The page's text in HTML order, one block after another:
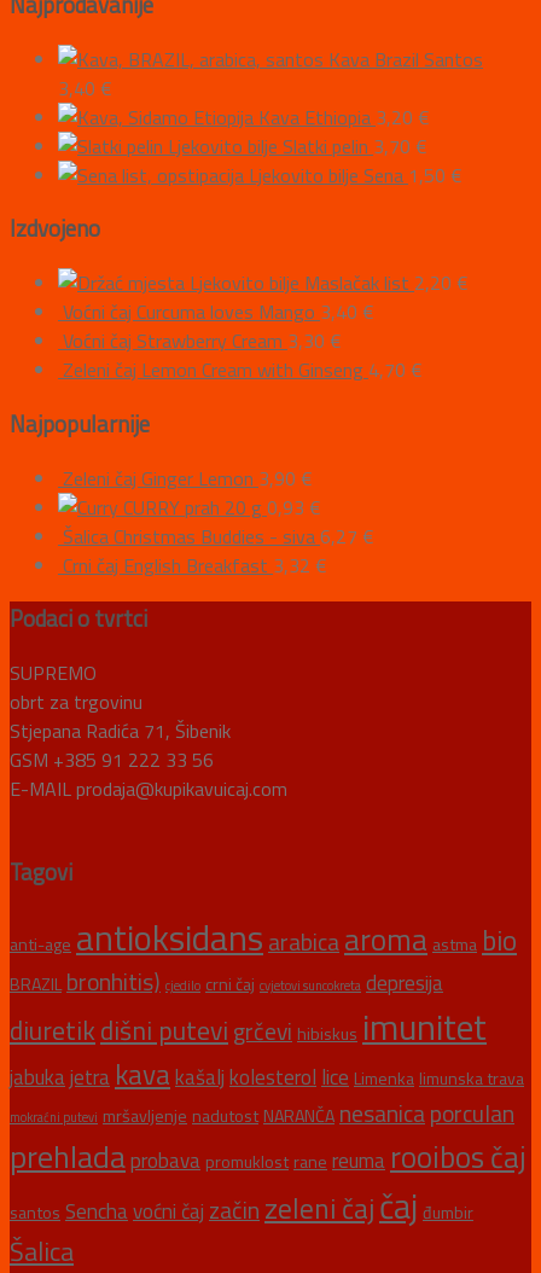
Kava Brazil Santos
3,40 €
Kava Ethiopia 3,20 €
Ljekovito bilje Slatki pelin 3,70 €
Ljekovito bilje Sena 1,50 €
Izdvojeno
Ljekovito bilje Maslačak list 2,20 €
Voćni čaj Curcuma loves Mango 3,40 €
Voćni čaj Strawberry Cream 3,30 €
Zeleni čaj Lemon Cream with Ginseng 4,70 €
Najpopularnije
Zeleni čaj Ginger Lemon 3,90 €
CURRY prah 20 g 0,93 €
Šalica Christmas Buddies - siva6,27 €
Crni čaj English Breakfast 3,32 €
Podaci o tvrtci
SUPREMO
obrt za trgovinu
Stjepana Radića 71, Šibenik
GSM +385 91 222 33 56
E-MAIL prodaja@kupikavuicaj.com
Tagovi
anti-age antioksidansarabicaaroma astma bio
BRAZILbronhitis) cjedilo crni čaj cvjetovi suncokreta depresija
diuretikdišni putevi grčevi hibiskus imunitet
jabukajetra kavakašaljkolesterollice Limenka limunska trava
mokraćni putevi mršavljenje nadutost NARANČAnesanicaporculan
prehladaprobava promuklost rane reuma rooibos čaj
santos Senchavoćni čajzačinzeleni čajčaj đumbir
Šalica